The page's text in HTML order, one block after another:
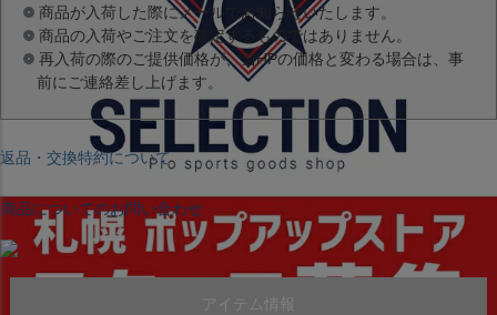
商品が入荷した際にメールでお知らせいたします。
商品の入荷やご注文を確定するものではありません。
再入荷の際のご提供価格が、当HPの価格と変わる場合は、事
前にご連絡差し上げます。
返品・交換特約について
商品についてのお問い合わせ
アイテム情報